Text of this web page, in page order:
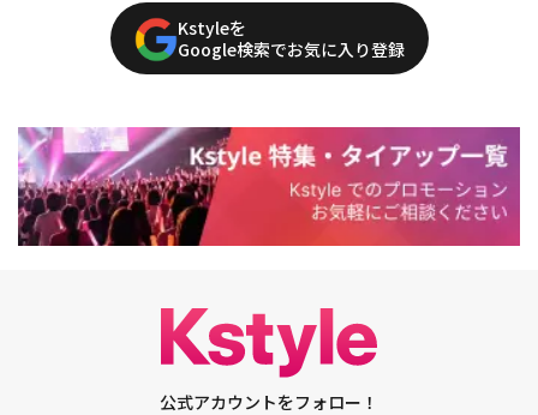
Kstyleを
Google検索でお気に入り登録
公式アカウントをフォロー！